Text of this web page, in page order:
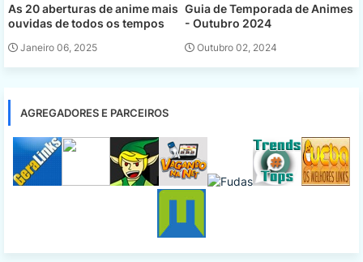
As 20 aberturas de anime mais
ouvidas de todos os tempos
Janeiro 06, 2025
Guia de Temporada de Animes
- Outubro 2024
Outubro 02, 2024
AGREGADORES E PARCEIROS